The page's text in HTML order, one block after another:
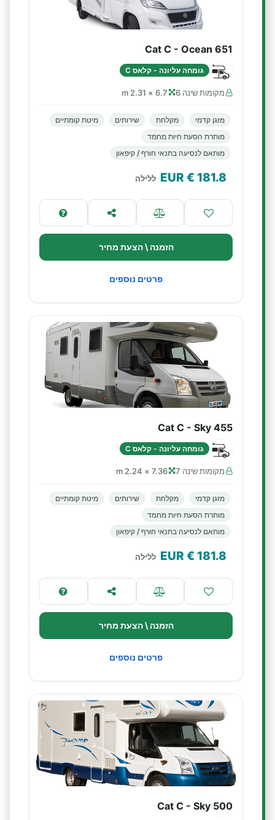
Cat C - Ocean 651
גומחה עליונה - קלאס C
מקומות שינה 6 6.7 × 2.31 m
מזגן קדמי מקלחת שירותים
מיטת קומתיים
מותרת הסעת חיות מחמד
מותאם לנסיעה בתנאי חורף / קיפאון
181.8
€ EUR ללילה
הזמנה \ הצעת מחיר
פרטים נוספים
Cat C - Sky 455
גומחה עליונה - קלאס C
מקומות שינה 7 7.36 × 2.24 m
מזגן קדמי מקלחת שירותים
מיטת קומתיים
מותרת הסעת חיות מחמד
מותאם לנסיעה בתנאי חורף / קיפאון
181.8
€ EUR ללילה
הזמנה \ הצעת מחיר
פרטים נוספים
Cat C - Sky 500